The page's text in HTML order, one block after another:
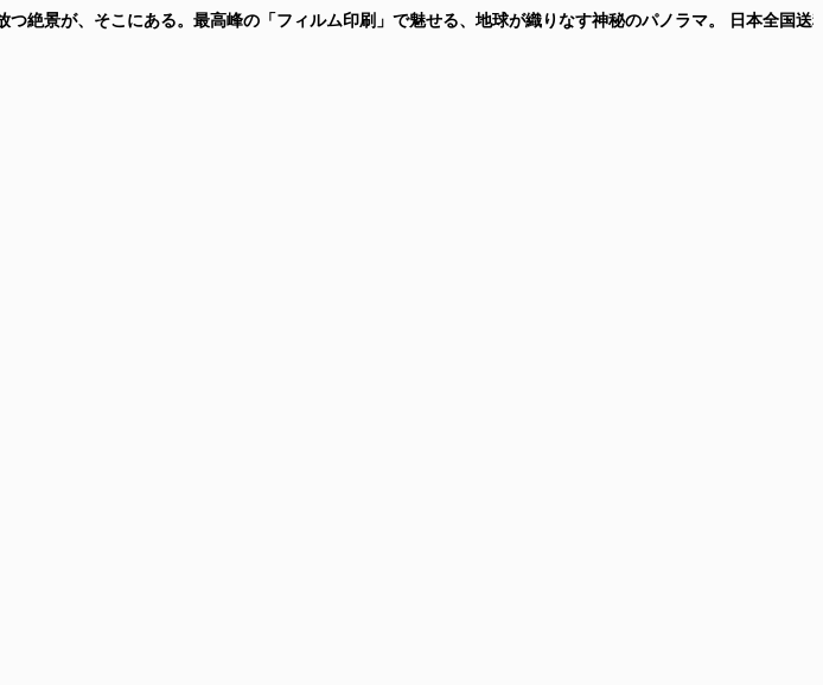
絶景が、そこにある。最高峰の「フィルム印刷」で魅せる、地球が織りなす神秘のパノラマ。 日本全国送